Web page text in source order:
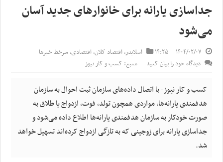
جداسازی یارانه برای خانوارهای جدید آسان
می‌شود
۱۴۰۴/۰۲/۰۷ ۱۴:۲۵ اسلایدر,اقتصاد کلان,اقتصادی,سرخط خبرها
دیدگاه خود را بیان کنید
منبع: کسب و کار نیوز
کسب و کار نیوز- با اتصال داده‌های سازمان ثبت احوال به سازمان
هدفمندی یارانه‌ها، مواردی همچون تولد، فوت، ازدواج یا طلاق به
صورت خودکار به سازمان هدفمندی یارانه‌ها اطلاع داده می‌شود و
جداسازی یارانه برای زوجینی که به تازگی ازدواج کرده‌اند تسهیل خواهد
شد.